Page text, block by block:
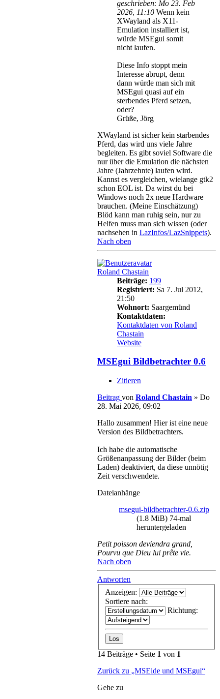
geschrieben: Mo 23. Feb
2026, 11:10 Wenn kein
XWayland als X11-
Emulation installiert ist,
würde MSEgui somit
nicht laufen.
Diese Info stoppt mein
Interesse abrupt, denn
dann würde man sich mit
MSEgui quasi auf ein
sterbendes Pferd setzen,
oder?
Grüße, Jörg
XWayland ist sicher kein starbendes
Pferd, das wird uns viele Jahre
begleiten. Es gibt soviel Software die
nur über die Emulation die nächsten
Jahre (Jahrzehnte) laufen wird.
Kannst es vergleichen, wielange gtk2
schon EOL ist. Da wirst du bei
Windows noch 2x neue Hardware
brauchen. (Meine Einschätzung)
Blöd kann man ruhig sein, nur zu
Helfen muss man sich wissen (oder
nachsehen in LazInfos/LazSnippets).
Nach oben
Roland Chastain
Beiträge: 199
Registriert: Sa 7. Jul 2012,
21:50
Wohnort: Saargemünd
Kontaktdaten:
Kontaktdaten von Roland
Chastain
Website
MSEgui Bildbetrachter 0.6
Zitieren
Beitrag von Roland Chastain » Do
28. Mai 2026, 09:02
Hallo zusammen! Hier ist eine neue
Version des Bildbetrachters.
Ich habe die automatische
Größenanpassung der Bilder (beim
Laden) deaktiviert, da diese unnötig
Zeit verschwendete.
Dateianhänge
msegui-bildbetrachter-0.6.zip
(1.8 MiB) 74-mal
heruntergeladen
Petit poisson deviendra grand,
Pourvu que Dieu lui prête vie.
Nach oben
Antworten
Anzeigen:
Sortiere nach:
Richtung:
14 Beiträge • Seite 1 von 1
Zurück zu „MSEide und MSEgui“
Gehe zu